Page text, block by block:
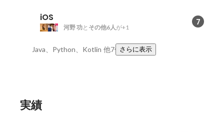
iOS 7
河野 功と その他6人が+1
Java、Python、Kotlin 他7件さらに表示
実績